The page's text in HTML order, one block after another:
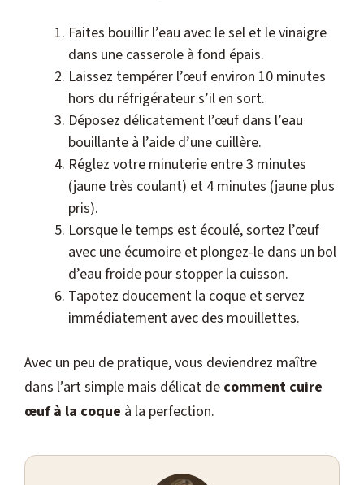
Faites bouillir l’eau avec le sel et le vinaigre
dans une casserole à fond épais.
Laissez tempérer l’œuf environ 10 minutes
hors du réfrigérateur s’il en sort.
Déposez délicatement l’œuf dans l’eau
bouillante à l’aide d’une cuillère.
Réglez votre minuterie entre 3 minutes
(jaune très coulant) et 4 minutes (jaune plus
pris).
Lorsque le temps est écoulé, sortez l’œuf
avec une écumoire et plongez-le dans un bol
d’eau froide pour stopper la cuisson.
Tapotez doucement la coque et servez
immédiatement avec des mouillettes.
Avec un peu de pratique, vous deviendrez maître
dans l’art simple mais délicat de comment cuire
œuf à la coque à la perfection.